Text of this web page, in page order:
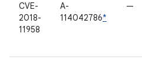
CVE-
2018-
11958
A-
114042786*
—